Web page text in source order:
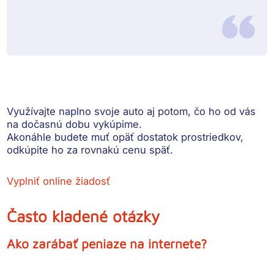
Využívajte naplno svoje auto aj potom, čo ho od vás
na dočasnú dobu vykúpime.
Akonáhle budete muť opäť dostatok prostriedkov,
odkúpite ho za rovnakú cenu späť.
Vyplniť online žiadosť
Často kladené otázky
Ako zarábať peniaze na internete?